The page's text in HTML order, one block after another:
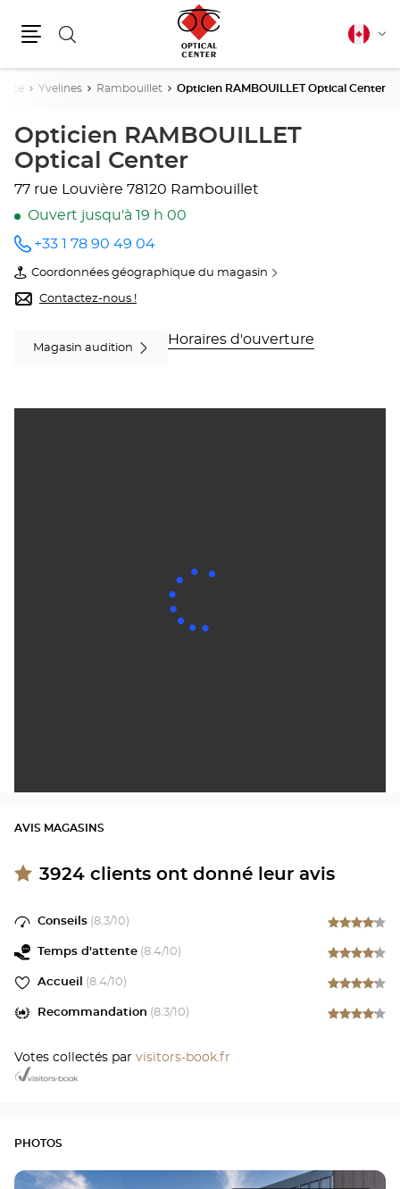
Rechercher
Français
Yvelines Rambouillet Opticien RAMBOUILLET Optical Center
Opticien RAMBOUILLET
Optical Center
77 rue Louvière 78120 Rambouillet
Ouvert jusqu'à 19 h 00
Appeler
le point
de vente
Opticien
RAMBOUILLET
+33 1 78 90 49 04
Coordonnées géographique du magasin
du
point
de
RAMBOUILLET
Contactez-nous !
Magasin audition
Horaires d'ouverture
AVIS MAGASINS
3924 clients ont donné leur avis
Conseils (8.3/10)
Temps d'attente (8.4/10)
Accueil (8.4/10)
Recommandation (8.3/10)
Votes collectés par visitors-book.fr
PHOTOS